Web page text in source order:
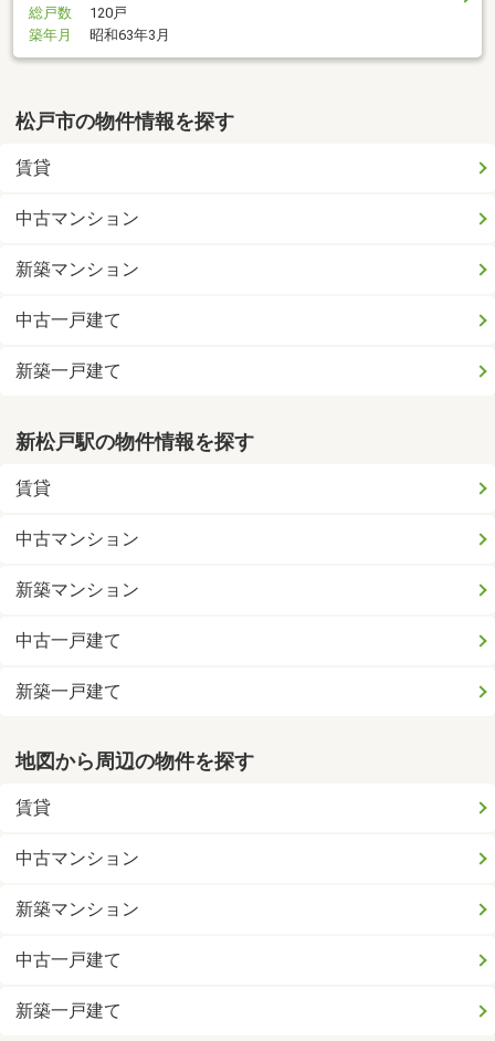
総戸数
120戸
築年月
昭和63年3月
松戸市の物件情報を探す
賃貸
中古マンション
新築マンション
中古一戸建て
新築一戸建て
新松戸駅の物件情報を探す
賃貸
中古マンション
新築マンション
中古一戸建て
新築一戸建て
地図から周辺の物件を探す
賃貸
中古マンション
新築マンション
中古一戸建て
新築一戸建て